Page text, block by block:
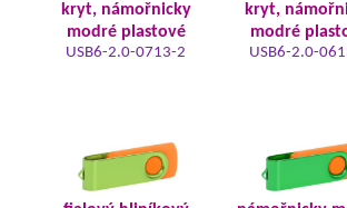
kryt, námořnicky
modré plastové
USB6-2.0-0713-2
kryt,
modré
USB6-2.0-